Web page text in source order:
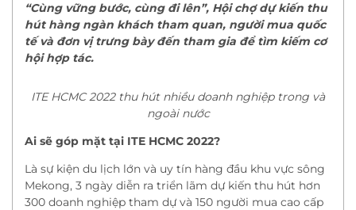
“Cùng vững bước, cùng đi lên”, Hội chợ dự kiến thu
hút hàng ngàn khách tham quan, người mua quốc
tế và đơn vị trưng bày đến tham gia để tìm kiếm cơ
hội hợp tác.
ITE HCMC 2022 thu hút nhiều doanh nghiệp trong và
ngoài nước
Ai sẽ góp mặt tại ITE HCMC 2022?
Là sự kiện du lịch lớn và uy tín hàng đầu khu vực sông
Mekong, 3 ngày diễn ra triển lãm dự kiến thu hút hơn
300 doanh nghiệp tham dự và 150 người mua cao cấp